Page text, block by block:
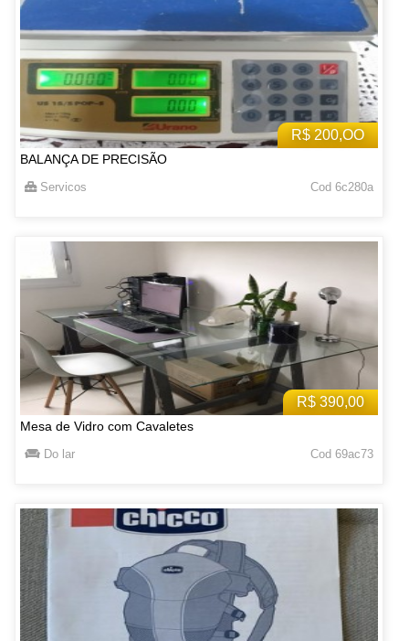
R$ 200,OO
BALANÇA DE PRECISÃO
Servicos Cod 6c280a
R$ 390,00
Mesa de Vidro com Cavaletes
Do lar Cod 69ac73